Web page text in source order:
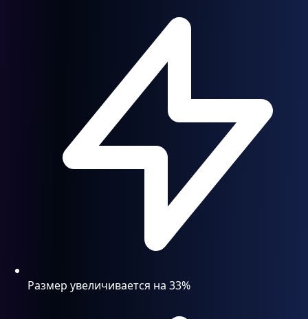
Размер увеличивается на 33%